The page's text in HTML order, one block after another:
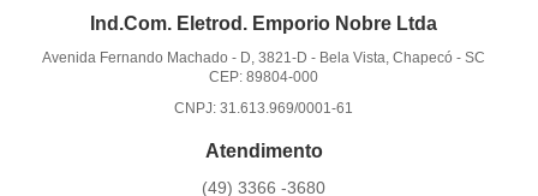
Ind.Com. Eletrod. Emporio Nobre Ltda
Avenida Fernando Machado - D, 3821-D - Bela Vista, Chapecó -SC
CEP: 89804-000
CNPJ: 31.613.969/0001-61
Atendimento
(49) 3366 -3680